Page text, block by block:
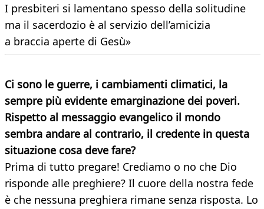
I presbiteri si lamentano spesso della solitudine
ma il sacerdozio è al servizio dell’amicizia
a braccia aperte di Gesù»
Ci sono le guerre, i cambiamenti climatici, la
sempre più evidente emarginazione dei poveri.
Rispetto al messaggio evangelico il mondo
sembra andare al contrario, il credente in questa
situazione cosa deve fare?
Prima di tutto pregare! Crediamo o no che Dio
risponde alle preghiere? Il cuore della nostra fede
è che nessuna preghiera rimane senza risposta. Lo